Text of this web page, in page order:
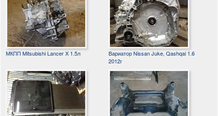
МКПП Mitsubishi Lancer X 1.5л
Вариатор Nissan Juke, Qashqai 1.6
2012г